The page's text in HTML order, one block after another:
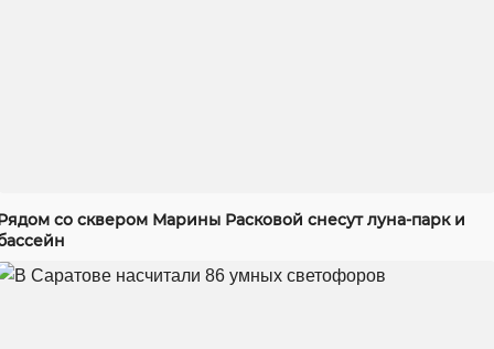
со сквером Марины Расковой снесут луна-парк и